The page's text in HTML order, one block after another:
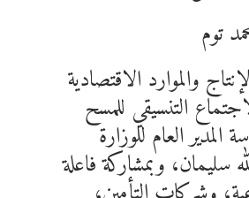
توم
والموارد الاقتصادية
التنسيقي للمسح
المدير العام للوزارة
سليمان، وبمشاركة فاعلة